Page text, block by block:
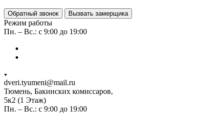
Обратный звонок Вызвать замерщика
Режим работы
Пн. – Вс.: с 9:00 до 19:00
dveri.tyumeni@mail.ru
Тюмень, Бакинских комиссаров,
5к2 (1 Этаж)
Пн. – Вс.: с 9:00 до 19:00